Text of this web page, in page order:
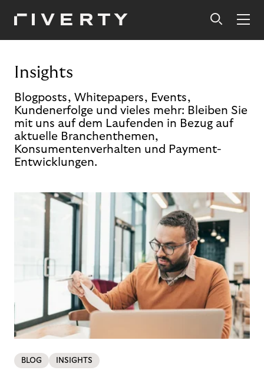
Insights
Blogposts, Whitepapers, Events,
Kundenerfolge und vieles mehr: Bleiben Sie
mit uns auf dem Laufenden in Bezug auf
aktuelle Branchenthemen,
Konsumentenverhalten und Payment-
Entwicklungen.
BLOG INSIGHTS